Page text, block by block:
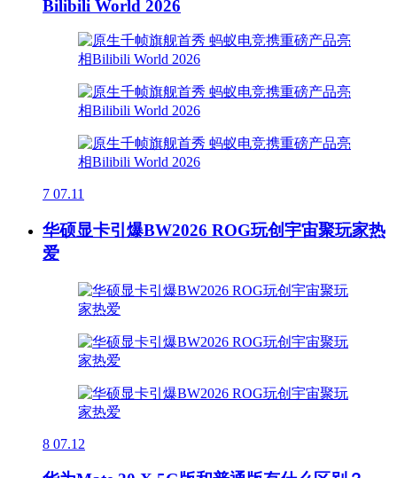
Bilibili World 2026
7 07.11
华硕显卡引爆BW2026 ROG玩创宇宙聚玩家热
爱
8 07.12